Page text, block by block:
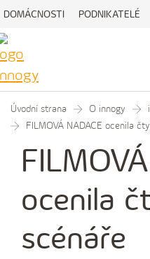
DOMÁCNOSTI PODNIKATELÉ
Úvodní strana O innogy
FILMOVÁ NADACE ocenila
ocenila
scénáře